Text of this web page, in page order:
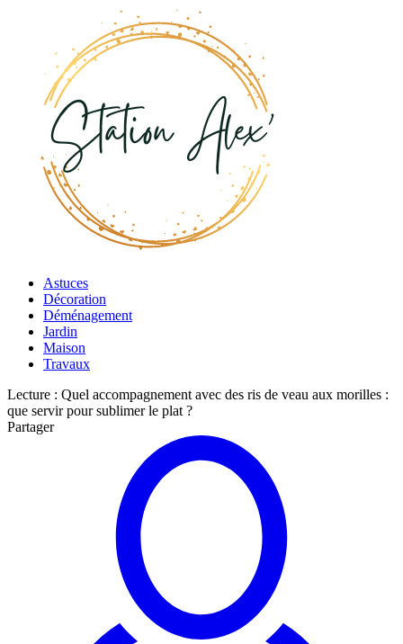
Astuces
Décoration
Déménagement
Jardin
Maison
Travaux
Lecture : Quel accompagnement avec des ris de veau aux morilles :
que servir pour sublimer le plat ?
Partager